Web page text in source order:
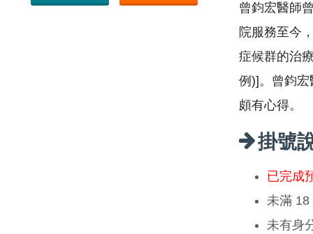
曾鈞宏醫師
院服務至今
症候群的治
例)]。曾鈞
頗有心得。
掛號
已完成
未滿 18
未有身